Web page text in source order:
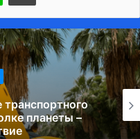
планеты –